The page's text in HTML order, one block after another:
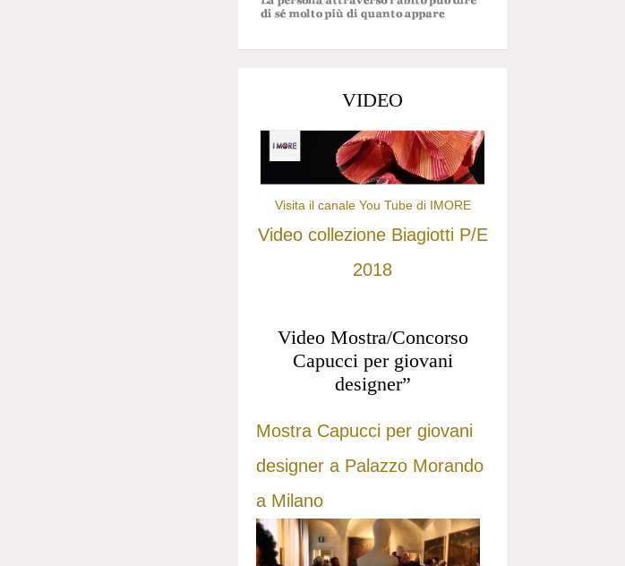
VIDEO
Visita il canale You Tube di IMORE
Video collezione Biagiotti P/E
2018
Video Mostra/Concorso
Capucci per giovani
designer”
Mostra Capucci per giovani
designer a Palazzo Morando
a Milano